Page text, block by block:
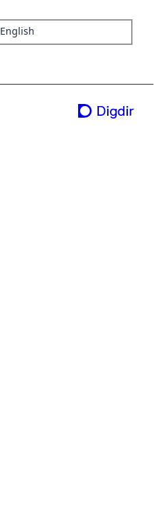
English